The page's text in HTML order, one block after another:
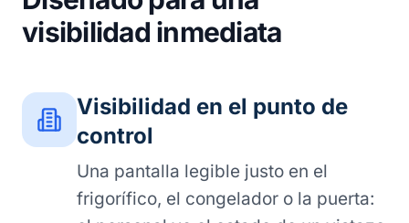
visibilidad inmediata
Visibilidad en el punto de
control
Una pantalla legible justo en el
frigorífico, el congelador o la puerta: